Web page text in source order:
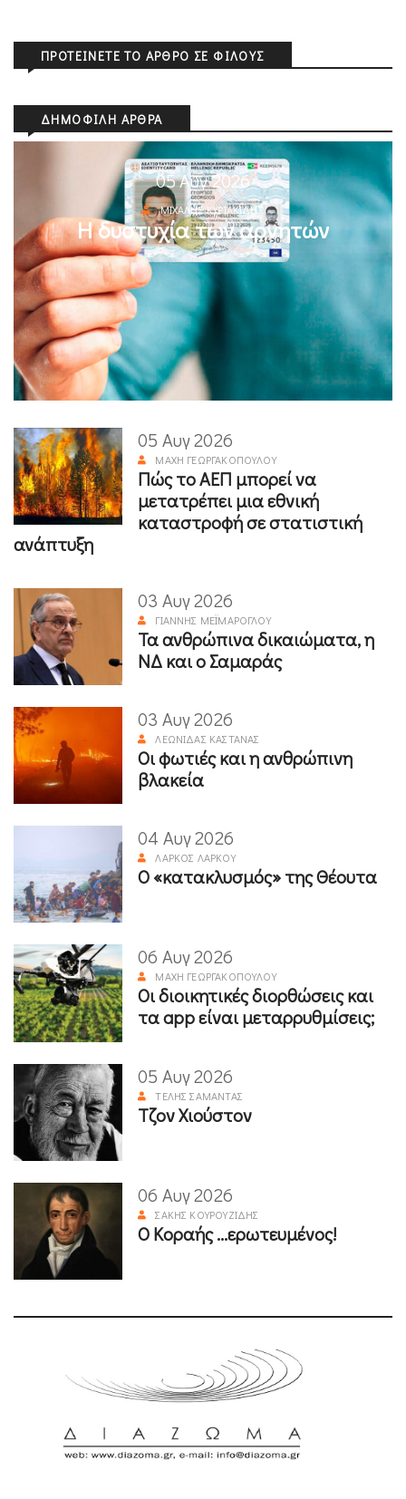
ΠΡΟΤΕΊΝΕΤΕ ΤΟ ΆΡΘΡΟ ΣΕ ΦΊΛΟΥΣ
ΔΗΜΟΦΙΛΉ ΆΡΘΡΑ
05 Αυγ 2026
ΜΙΧΆΛΗΣ ΚΥΡΙΑΚΊΔΗΣ
Η δυστυχία των αρνητών
05 Αυγ 2026
ΜΆΧΗ ΓΕΩΡΓΑΚΟΠΟΎΛΟΥ
Πώς το ΑΕΠ μπορεί να
μετατρέπει μια εθνική
καταστροφή σε στατιστική
ανάπτυξη
03 Αυγ 2026
ΓΙΆΝΝΗΣ ΜΕΪΜΆΡΟΓΛΟΥ
Τα ανθρώπινα δικαιώματα, η
ΝΔ και ο Σαμαράς
03 Αυγ 2026
ΛΕΩΝΊΔΑΣ ΚΑΣΤΑΝΆΣ
Οι φωτιές και η ανθρώπινη
βλακεία
04 Αυγ 2026
ΛΆΡΚΟΣ ΛΆΡΚΟΥ
Ο «κατακλυσμός» της Θέουτα
06 Αυγ 2026
ΜΆΧΗ ΓΕΩΡΓΑΚΟΠΟΎΛΟΥ
Οι διοικητικές διορθώσεις και
τα app είναι μεταρρυθμίσεις;
05 Αυγ 2026
ΤΈΛΗΣ ΣΑΜΑΝΤΆΣ
Τζον Χιούστον
06 Αυγ 2026
ΣΆΚΗΣ ΚΟΥΡΟΥΖΊΔΗΣ
Ο Κοραής ...ερωτευμένος!